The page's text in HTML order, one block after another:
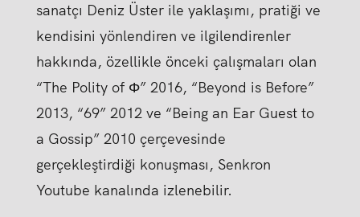
sanatçı Deniz Üster ile yaklaşımı, pratiği ve
kendisini yönlendiren ve ilgilendirenler
hakkında, özellikle önceki çalışmaları olan
“The Polity of Φ” 2016, “Beyond is Before”
2013, “69” 2012 ve “Being an Ear Guest to
a Gossip” 2010 çerçevesinde
gerçekleştirdiği konuşması, Senkron
Youtube kanalında izlenebilir.